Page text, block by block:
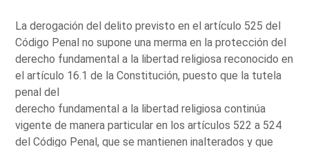
La derogación del delito previsto en el artículo 525 del
Código Penal no supone una merma en la protección del
derecho fundamental a la libertad religiosa reconocido en
el artículo 16.1 de la Constitución, puesto que la tutela
penal del
derecho fundamental a la libertad religiosa continúa
vigente de manera particular en los artículos 522 a 524
del Código Penal, que se mantienen inalterados y que